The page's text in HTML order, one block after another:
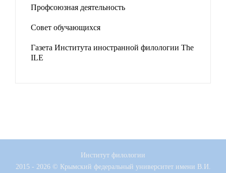
Профсоюзная деятельность
Совет обучающихся
Газета Института иностранной филологии The
ILE
Институт филологии
2015 - 2026 © Крымский федеральный университет имени В.И.